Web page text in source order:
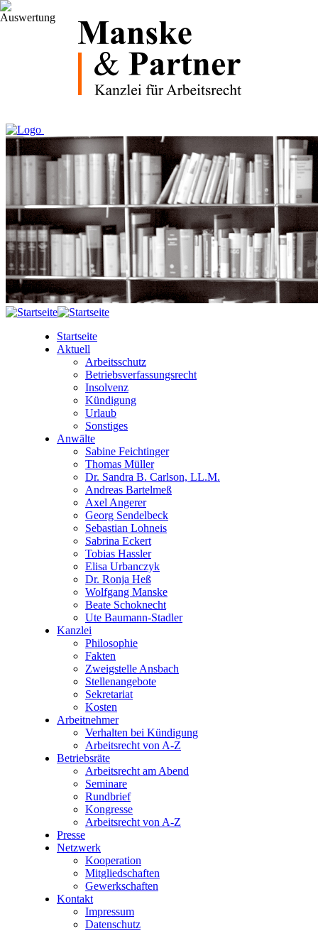
Startseite
Aktuell
Arbeitsschutz
Betriebsverfassungsrecht
Insolvenz
Kündigung
Urlaub
Sonstiges
Anwälte
Sabine Feichtinger
Thomas Müller
Dr. Sandra B. Carlson, LL.M.
Andreas Bartelmeß
Axel Angerer
Georg Sendelbeck
Sebastian Lohneis
Sabrina Eckert
Tobias Hassler
Elisa Urbanczyk
Dr. Ronja Heß
Wolfgang Manske
Beate Schoknecht
Ute Baumann-Stadler
Kanzlei
Philosophie
Fakten
Zweigstelle Ansbach
Stellenangebote
Sekretariat
Kosten
Arbeitnehmer
Verhalten bei Kündigung
Arbeitsrecht von A-Z
Betriebsräte
Arbeitsrecht am Abend
Seminare
Rundbrief
Kongresse
Arbeitsrecht von A-Z
Presse
Netzwerk
Kooperation
Mitgliedschaften
Gewerkschaften
Kontakt
Impressum
Datenschutz